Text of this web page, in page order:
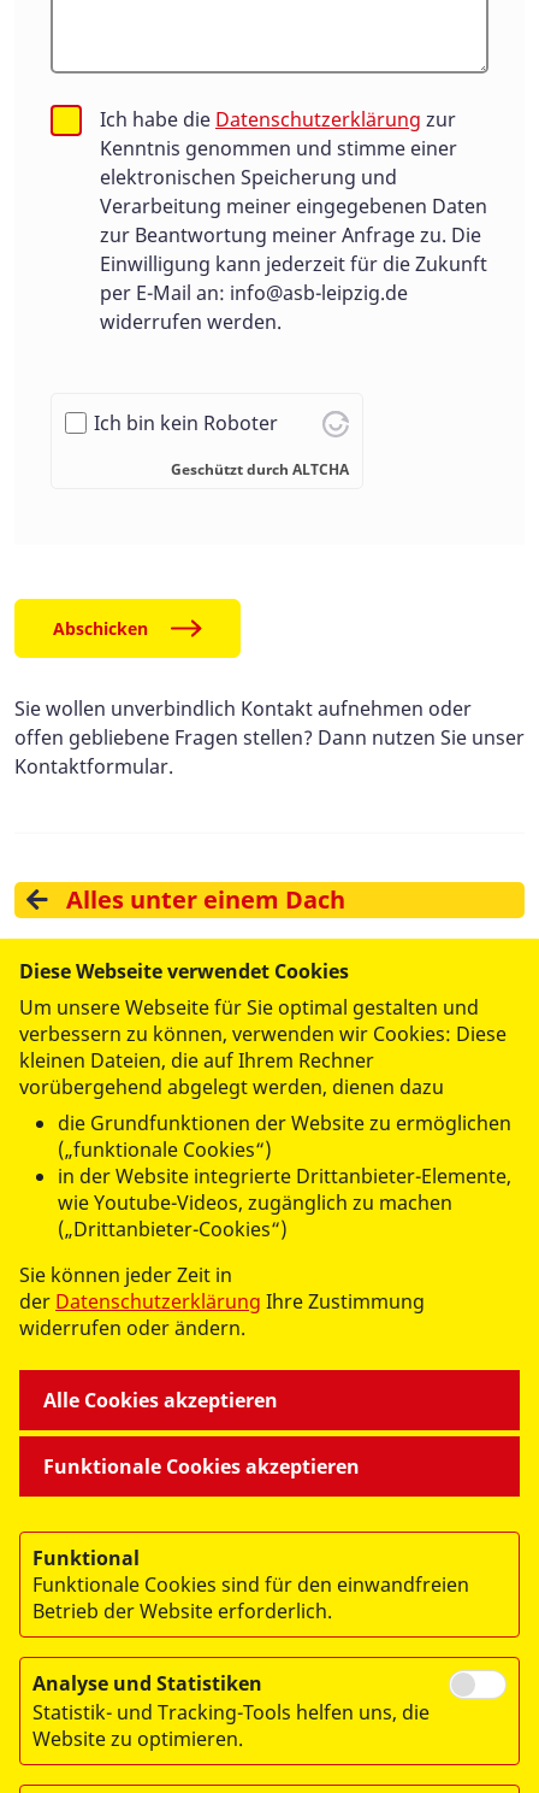
Ich habe die Datenschutzerklärung zur
Kenntnis genommen und stimme einer
elektronischen Speicherung und
Verarbeitung meiner eingegebenen Daten
zur Beantwortung meiner Anfrage zu. Die
Einwilligung kann jederzeit für die Zukunft
per E-Mail an: info@asb-leipzig.de
widerrufen werden.
Ich bin kein Roboter
Geschützt durch ALTCHA
Abschicken
Sie wollen unverbindlich Kontakt aufnehmen oder
offen gebliebene Fragen stellen? Dann nutzen Sie unser
Kontaktformular.
Alles unter einem Dach
zurück zur Hauptseite
Gemütliches Wohnen
WIR FÜR SIE
- UNSERE DIENSTLEISTUNGEN -
- UNSERE ANGEBOTE -
- DER ASB LEIPZIG -
Diese Webseite verwendet Cookies
Um unsere Webseite für Sie optimal gestalten und
verbessern zu können, verwenden wir Cookies: Diese
kleinen Dateien, die auf Ihrem Rechner
vorübergehend abgelegt werden, dienen dazu
die Grundfunktionen der Website zu ermöglichen
(„funktionale Cookies“)
in der Website integrierte Drittanbieter-Elemente,
wie Youtube-Videos, zugänglich zu machen
(„Drittanbieter-Cookies“)
Sie können jeder Zeit in
der Datenschutzerklärung Ihre Zustimmung
widerrufen oder ändern.
Funktionale Cookies akzeptieren
Alle Cookies akzeptieren
Funktional
Funktionale Cookies sind für den einwandfreien
Betrieb der Website erforderlich.
Analyse und Statistiken
Statistik- und Tracking-Tools helfen uns, die
Website zu optimieren.